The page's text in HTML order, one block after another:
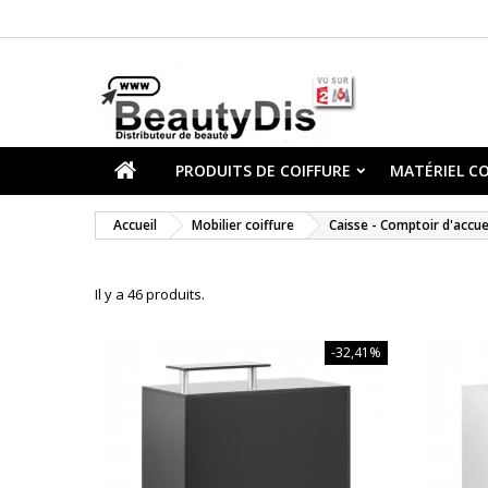
PRODUITS DE COIFFURE MATÉRIEL
Accueil Mobilier coiffure Caisse - Comptoir
Il y a 46 produits.
-32,41%